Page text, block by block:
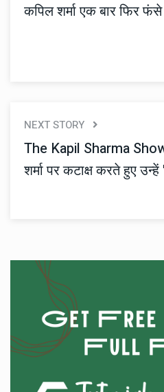
कपिल शर्मा एक बार फिर फंसे
NEXT STORY
The Kapil Sharma
शर्मा पर कटाक्ष करते हुए